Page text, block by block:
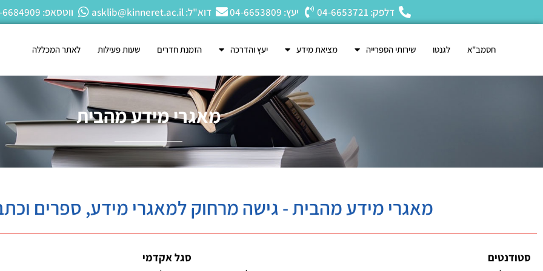
דלפק: 04-6653721 יעץ: 04-6653809 דוא"ל: asklib@kinneret.ac.il ווטסאפ: 050-6684909
חסמב"א לגנטו שירותי הספרייה מציאת מידע יעץ והדרכה הזמנת חדרים שעות פעילות לאתר המכללה
מאגרי מידע מהבית
מאגרי מידע מהבית - גישה מרחוק למאגרי מידע, ספרים
סטודנטים
סגל אקדמי